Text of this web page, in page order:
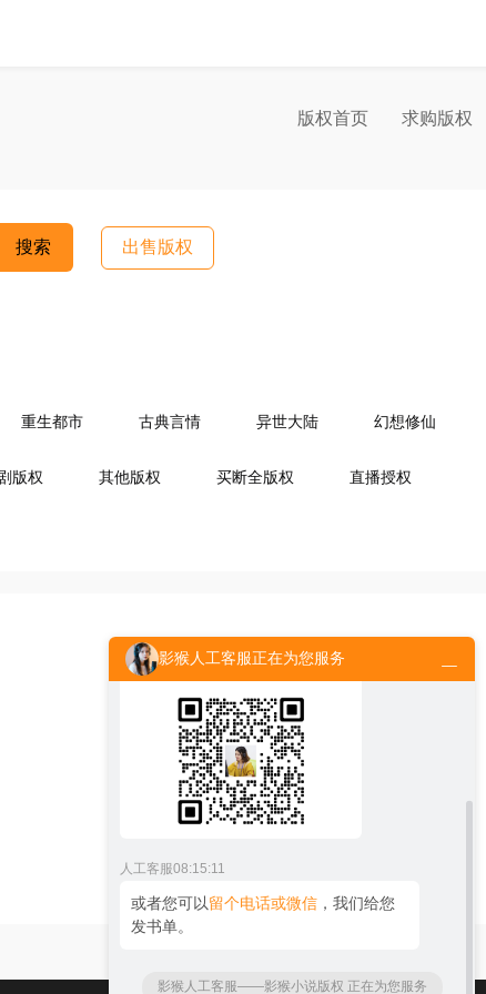
版权首页 求购版权
搜索 出售版权
重生都市 古典言情 异世大陆
幻想修仙
婚里婚外 重生复仇 穿越时空
复仇青春
版权 其他版权 买断全版权 直播授权
影猴人工客服正在为您服务
欢迎添加官方微信：peiyinaihao
人工客服08:15:11
或者您可以留个电话或微信 ，我们给您
发书单。
影猴人工客服——影猴小说版权 正在为您服务